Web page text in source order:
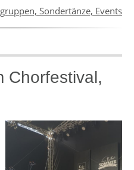
Sondertänze, Events
Chorfestival,